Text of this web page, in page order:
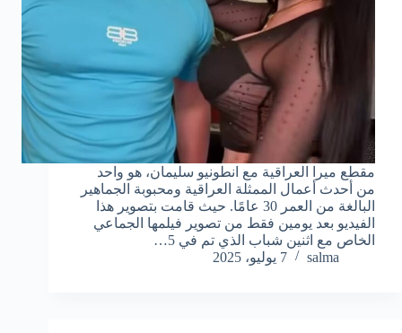
مقطع ميرا العراقية مع انطونيو سليمان، هو واحد
من أحدث أعمال الممثلة العراقية ومحبوبة الجماهير
البالغة من العمر 30 عامًا. حيث قامت بتصوير هذا
الفيديو بعد يومين فقط من تصوير فيلمها الجماعي
الخاص مع اثنين شباب الذي تم في 5…
salma
7 يوليو، 2025